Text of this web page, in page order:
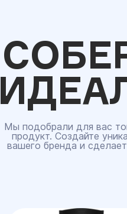
Мы подобрали для вас
продукт. Создайте
вашего бренда и